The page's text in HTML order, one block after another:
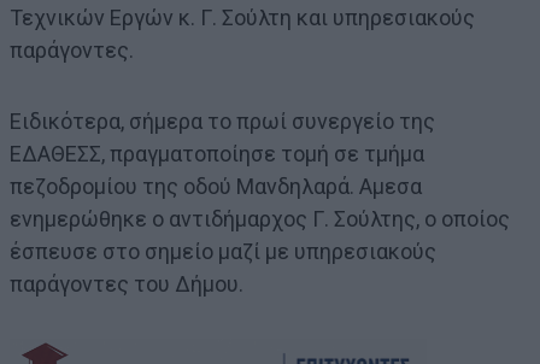
Τεχνικών Εργών κ. Γ. Σούλτη και υπηρεσιακούς
παράγοντες.
Ειδικότερα, σήμερα το πρωί συνεργείο της
ΕΔΑΘΕΣΣ, πραγματοποίησε τομή σε τμήμα
πεζοδρομίου της οδού Μανδηλαρά. Αμεσα
ενημερώθηκε ο αντιδήμαρχος Γ. Σούλτης, ο οποίος
έσπευσε στο σημείο μαζί με υπηρεσιακούς
παράγοντες του Δήμου.